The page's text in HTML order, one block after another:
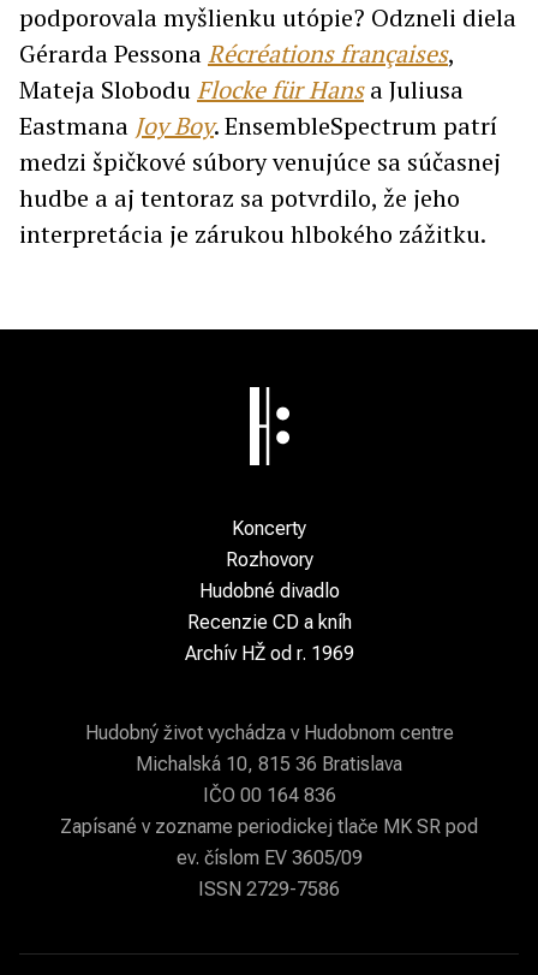
podporovala myšlienku utópie? Odzneli diela
Gérarda PessonaRécréations françaises,
Mateja SloboduFlocke für Hansa Juliusa
Eastmana Joy Boy. EnsembleSpectrum patrí
medzi špičkové súbory venujúce sa súčasnej
hudbe a aj tentoraz sa potvrdilo, že jeho
interpretácia je zárukou hlbokého zážitku.
Koncerty
Rozhovory
Hudobné divadlo
Recenzie CD a kníh
Archív HŽ od r. 1969
Hudobný život vychádza v Hudobnom centre
Michalská 10, 815 36 Bratislava
IČO 00 164 836
Zapísané v zozname periodickej tlače MK SR pod
ev. číslom EV 3605/09
ISSN 2729-7586